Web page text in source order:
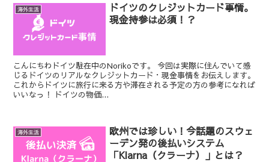
海外生活
ドイツのクレジットカード事情。
現金持参は必須！？
こんにちわドイツ駐在中のNorikoです。 今回は実際に住んでいて感
じるドイツのリアルなクレジットカード・現金事情をお伝えします。
これからドイツに旅行に来る方や滞在される予定の方の参考になれば
いいなっ！ ドイツの物価...
海外生活
欧州では珍しい！今話題のスウェ
ーデン発の後払いシステム
「Klarna（クラーナ）」とは？